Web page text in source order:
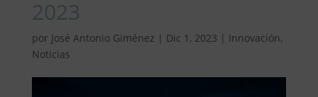
2023
por José Antonio Giménez | Dic 1, 2023 | Innovación,
Noticias